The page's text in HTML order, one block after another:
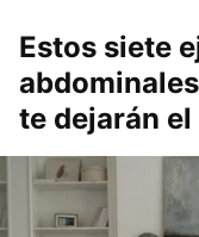
Estos siete
te dejarán